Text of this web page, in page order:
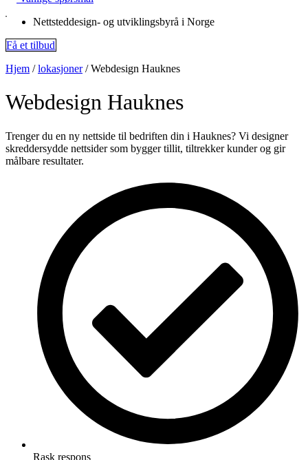
Nettsteddesign- og utviklingsbyrå i Norge
Få et tilbud
Hjem /lokasjoner/Webdesign Hauknes
Webdesign Hauknes
Trenger du en ny nettside til bedriften din i Hauknes? Vi designer
skreddersydde nettsider som bygger tillit, tiltrekker kunder og gir
målbare resultater.
Rask respons